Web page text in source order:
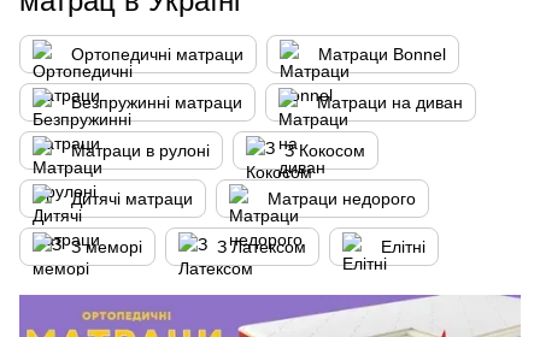
Ортопедичні матраци Матраци Bonnel
Безпружинні матраци Матраци на диван
Матраци в рулоні З Кокосом
Дитячі матраци Матраци недорого
З меморі З Латексом Елітні